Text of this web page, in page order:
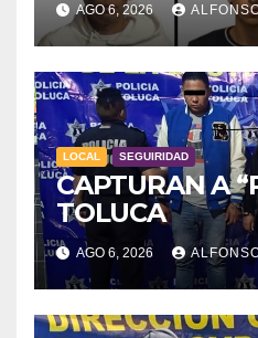
AGO 6, 2026
LOCAL SEGUIRIDAD
CAPTURAN A
TOLUCA
AGO 6, 2026